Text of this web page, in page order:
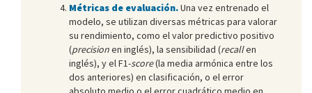
Métricas de evaluación.Una vez entrenado el
modelo, se utilizan diversas métricas para valorar
su rendimiento, como el valor predictivo positivo
(precisionen inglés), la sensibilidad (recallen
inglés), y el F1-score(la media armónica entre los
dos anteriores) en clasificación, o el error